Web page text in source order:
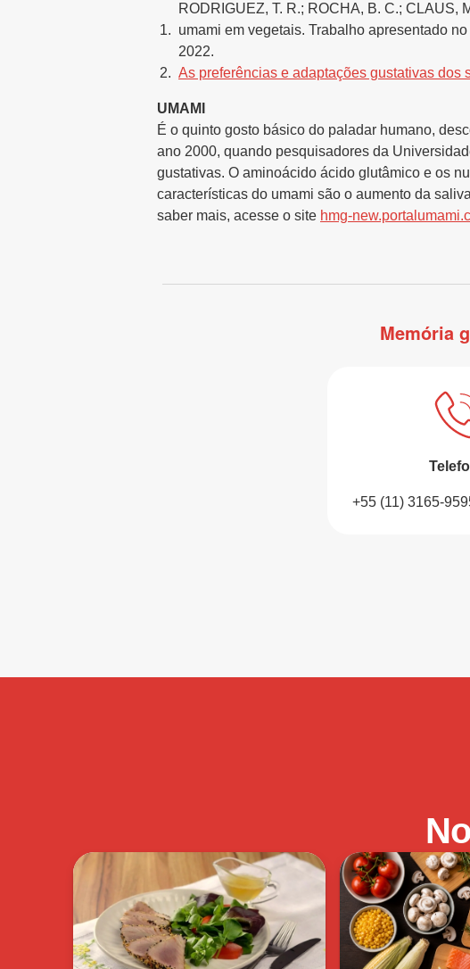
RODRIGUEZ, T. R.; ROCHA, B. C.; CLAUS,
umami em vegetais. Trabalho apresentado
2022.
As preferências e adaptações gustativas dos
UMAMI
É o quinto gosto básico do paladar humano,
ano 2000, quando pesquisadores da
gustativas. O aminoácido ácido glutâmico e os
características do umami são o aumento da
saber mais, acesse o site hmg-
Memória
+55 (11) 3165-